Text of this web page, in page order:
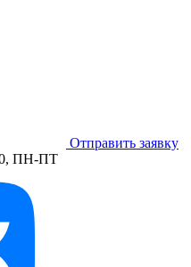
Отправить заявку
ПН-ПТ